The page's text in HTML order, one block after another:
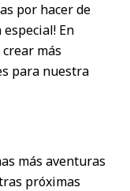
por hacer de
En
más
para nuestra
más aventuras
próximas